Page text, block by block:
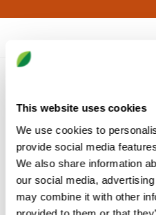
This website uses cookies
We use cookies to
provide social media
We also share information
our social media,
may combine it with other
Produkter & tjenester
Referanser & innsikt
Support & Programvare
Bærekraft